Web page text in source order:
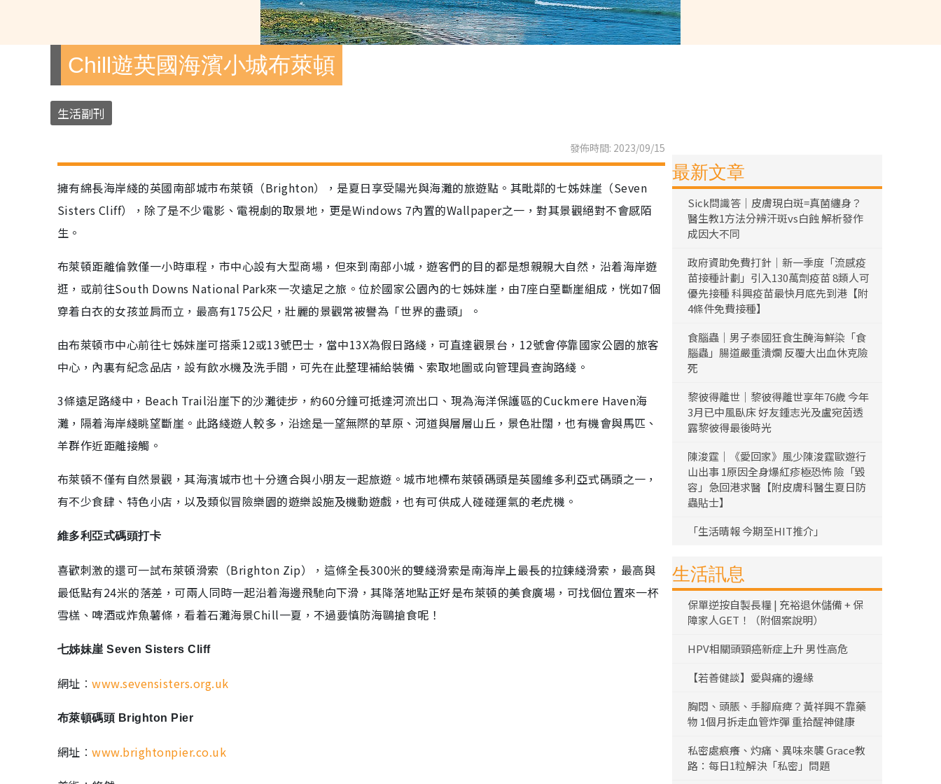
Chill遊英國海濱小城布萊頓
生活副刊
發佈時間: 2023/09/15
擁有綿長海岸綫的英國南部城市布萊頓（Brighton），是夏日享受陽光與海灘的旅遊點。其毗鄰的七姊妹崖（Seven
Sisters Cliff），除了是不少電影、電視劇的取景地，更是Windows 7內置的Wallpaper之一，對其景觀絕對不會感陌
生。
布萊頓距離倫敦僅一小時車程，市中心設有大型商場，但來到南部小城，遊客們的目的都是想親親大自然，沿着海岸遊
逛，或前往South Downs National Park來一次遠足之旅。位於國家公園內的七姊妹崖，由7座白堊斷崖組成，恍如7個
穿着白衣的女孩並肩而立，最高有175公尺，壯麗的景觀常被譽為「世界的盡頭」。
由布萊頓市中心前往七姊妹崖可搭乘12或13號巴士，當中13X為假日路綫，可直達觀景台，12號會停靠國家公園的旅客
中心，內裏有紀念品店，設有飲水機及洗手間，可先在此整理補給裝備、索取地圖或向管理員查詢路綫。
3條遠足路綫中，Beach Trail沿崖下的沙灘徒步，約60分鐘可抵達河流出口、現為海洋保護區的Cuckmere Haven海
灘，隔着海岸綫眺望斷崖。此路綫遊人較多，沿途是一望無際的草原、河道與層層山丘，景色壯闊，也有機會與馬匹、
羊群作近距離接觸。
布萊頓不僅有自然景觀，其海濱城市也十分適合與小朋友一起旅遊。城市地標布萊頓碼頭是英國維多利亞式碼頭之一，
有不少食肆、特色小店，以及類似冒險樂園的遊樂設施及機動遊戲，也有可供成人碰碰運氣的老虎機。
維多利亞式碼頭打卡
喜歡刺激的還可一試布萊頓滑索（Brighton Zip），這條全長300米的雙綫滑索是南海岸上最長的拉鍊綫滑索，最高與
最低點有24米的落差，可兩人同時一起沿着海邊飛馳向下滑，其降落地點正好是布萊頓的美食廣場，可找個位置來一杯
雪榚、啤酒或炸魚薯條，看着石灘海景Chill一夏，不過要慎防海鷗搶食呢！
七姊妹崖 Seven Sisters Cliff
網址︰www.sevensisters.org.uk
布萊頓碼頭 Brighton Pier
網址︰www.brightonpier.co.uk
最新文章
Sick問識答｜皮膚現白斑=真菌纏身？
醫生教1方法分辨汗斑vs白蝕 解析發作
成因大不同
政府資助免費打針｜新一季度「流感疫
苗接種計劃」引入130萬劑疫苗 8類人可
優先接種 科興疫苗最快月底先到港【附
4條件免費接種】
食腦蟲｜男子泰國狂食生醃海鮮染「食
腦蟲」腸道嚴重潰爛 反覆大出血休克險
死
黎彼得離世｜黎彼得離世享年76歲 今年
3月已中風臥床 好友鍾志光及盧宛茵透
露黎彼得最後時光
陳浚霆｜《愛回家》風少陳浚霆歐遊行
山出事 1原因全身爆紅疹極恐怖 險「毀
容」急回港求醫【附皮膚科醫生夏日防
蟲貼士】
「生活晴報 今期至HIT推介」
生活訊息
保單逆按自製長糧 | 充裕退休儲備 + 保
障家人GET！（附個案說明）
HPV相關頭頸癌新症上升 男性高危
【若善健談】愛與痛的邊緣
胸悶、頭脹、手腳麻痺？黃祥興不靠藥
物 1個月拆走血管炸彈 重拾醒神健康
私密處痕癢、灼痛、異味來襲 Grace教
路：每日1粒解決「私密」問題